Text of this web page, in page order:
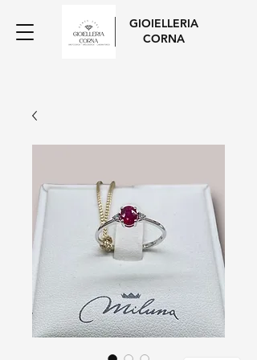
GIOIELLERIA
CORNA